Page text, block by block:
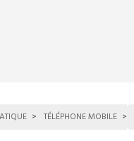
TÉLÉPHONE MOBILE